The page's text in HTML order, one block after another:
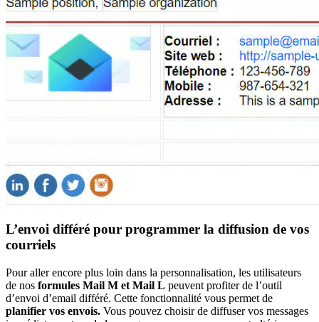
L’envoi différé pour programmer la diffusion de vos
courriels
Pour aller encore plus loin dans la personnalisation, les utilisateurs
de nos formules Mail M et Mail L peuvent profiter de l’outil
d’envoi d’email différé. Cette fonctionnalité vous permet de
planifier vos envois. Vous pouvez choisir de diffuser vos messages